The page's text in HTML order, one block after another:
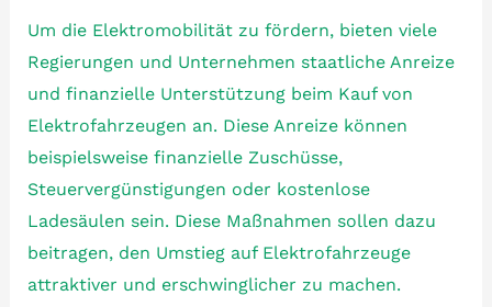
Um die Elektromobilität zu fördern, bieten viele
Regierungen und Unternehmen staatliche Anreize
und finanzielle Unterstützung beim Kauf von
Elektrofahrzeugen an. Diese Anreize können
beispielsweise finanzielle Zuschüsse,
Steuervergünstigungen oder kostenlose
Ladesäulen sein. Diese Maßnahmen sollen dazu
beitragen, den Umstieg auf Elektrofahrzeuge
attraktiver und erschwinglicher zu machen.